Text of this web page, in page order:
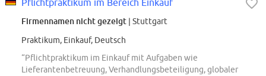
Pflichtpraktikum im Bereich Einkauf
Firmennamen nicht gezeigt | Stuttgart
Praktikum, Einkauf, Deutsch
“Pflichtpraktikum im Einkauf mit Aufgaben wie
Lieferantenbetreuung, Verhandlungsbeteiligung, globaler